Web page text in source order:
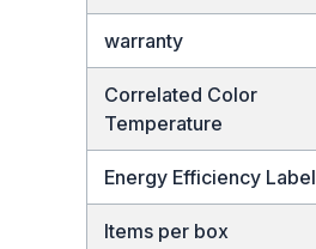
warranty
Correlated Color
Temperature
Energy Efficiency Label
Items per box